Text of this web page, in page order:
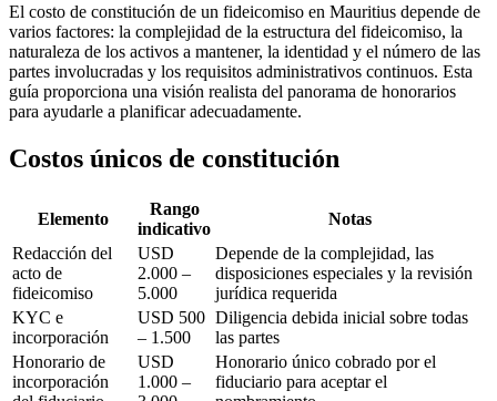
El costo de constitución de un fideicomiso en Mauritius depende de
varios factores: la complejidad de la estructura del fideicomiso, la
naturaleza de los activos a mantener, la identidad y el número de las
partes involucradas y los requisitos administrativos continuos. Esta
guía proporciona una visión realista del panorama de honorarios
para ayudarle a planificar adecuadamente.
Costos únicos de constitución
Elemento
Rango
indicativo
Notas
Redacción del
acto de
fideicomiso
USD
2.000 –
5.000
Depende de la complejidad, las
disposiciones especiales y la revisión
jurídica requerida
KYC e
incorporación
USD 500
– 1.500
Diligencia debida inicial sobre todas
las partes
Honorario de
incorporación
USD
1.000 –
Honorario único cobrado por el
fiduciario para aceptar el